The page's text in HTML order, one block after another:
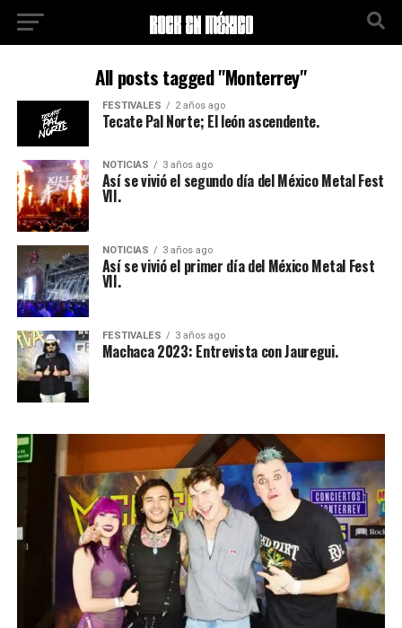
All posts tagged "Monterrey"
FESTIVALES 2 años ago
Tecate Pal Norte; El león ascendente.
NOTICIAS 3 años ago
Así se vivió el segundo día del México Metal Fest
VII.
NOTICIAS 3 años ago
Así se vivió el primer día del México Metal Fest
VII.
FESTIVALES 3 años ago
Machaca 2023: Entrevista con Jauregui.